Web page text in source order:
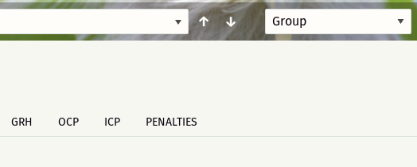
↑ ↓
GRH OCP ICP PENALTIES